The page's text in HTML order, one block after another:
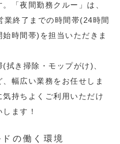
「夜間勤務クルー」は、
業終了までの時間帯(24時間
時間帯)を担当いただきま
拭き掃除・モップがけ)、
幅広い業務をお任せしま
持ちよくご利用いただけ
ます！
の働く環境